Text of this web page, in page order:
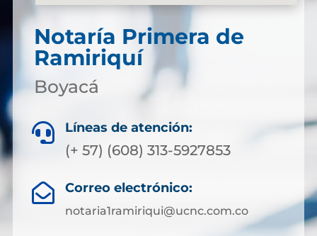
Notaría Primera de
Ramiriquí
Boyacá
 Líneas de atención:
(+ 57) (608) 313-5927853
 Correo electrónico:
notaria1ramiriqui@ucnc.com.co